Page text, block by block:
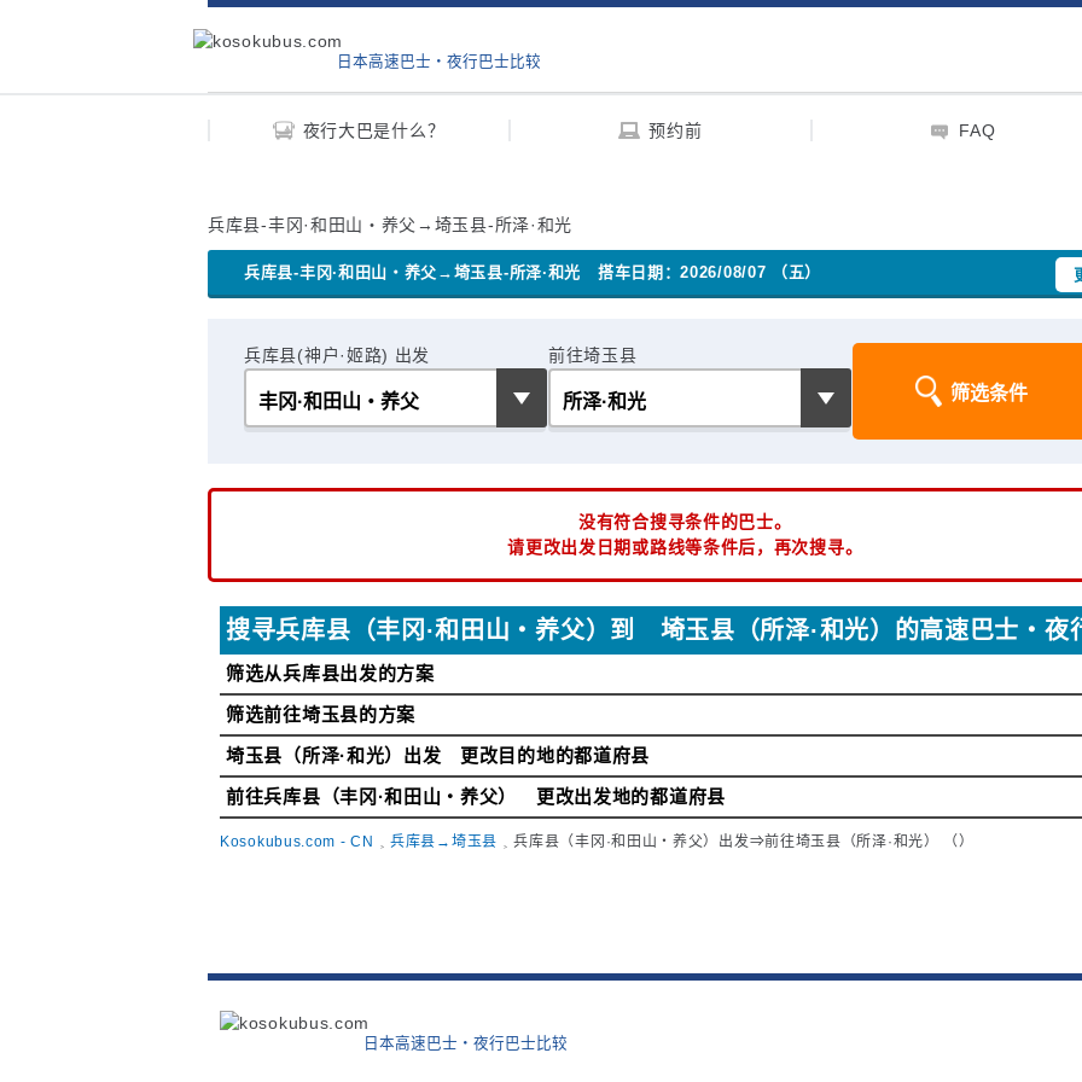
日本高速巴士‧夜行巴士比较
夜行大巴是什么？ 预约前 FAQ
兵库县-丰冈·和田山・养父→埼玉县-所泽·和光
兵库县-丰冈·和田山・养父→埼玉县-所泽·和光 搭车日期：2026/08/07 （五）
兵库县(神户·姬路) 出发 前往埼玉县
没有符合搜寻条件的巴士。
请更改出发日期或路线等条件后，再次搜寻。
搜寻兵库县（丰冈·和田山・养父）到 埼玉县（所泽·和光）的高速巴士・夜
筛选从兵库县出发的方案
筛选前往埼玉县的方案
埼玉县（所泽·和光）出发 更改目的地的都道府县
前往兵库县（丰冈·和田山・养父） 更改出发地的都道府县
Kosokubus.com - CN 兵库县→埼玉县 兵库县（丰冈·和田山・养父）出发⇒前往埼玉县（所泽·和光） （）
日本高速巴士‧夜行巴士比较